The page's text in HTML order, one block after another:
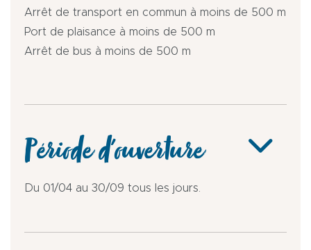
Arrêt de transport en commun à moins de 500 m
Port de plaisance à moins de 500 m
Arrêt de bus à moins de 500 m
Période d'ouverture
Du 01/04 au 30/09 tous les jours.